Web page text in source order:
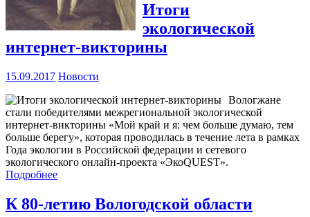
Итоги
экологической
интернет-викторины
15.09.2017 Новости
Вологжане
стали победителями межрегиональной экологической
интернет-викторины «Мой край и я: чем больше думаю, тем
больше берегу», которая проводилась в течение лета в рамках
Года экологии в Российской федерации и сетевого
экологического онлайн-проекта «ЭкоQUEST».
Подробнее
К 80-летию Вологодской области